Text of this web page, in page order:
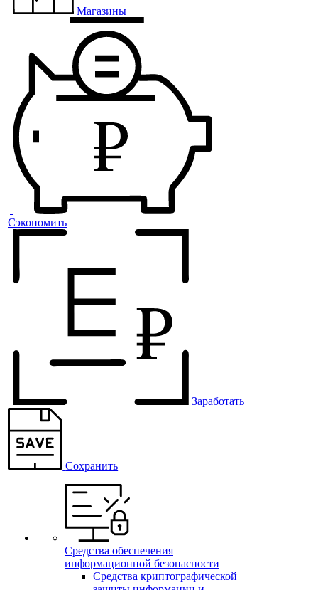
Магазины
Сэкономить
Заработать
Сохранить
Средства обеспечения
информационной безопасности
Средства криптографической